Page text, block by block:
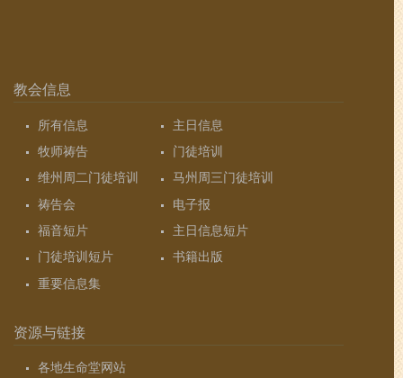
教会信息
所有信息
主日信息
牧师祷告
门徒培训
维州周二门徒培训
马州周三门徒培训
祷告会
电子报
福音短片
主日信息短片
门徒培训短片
书籍出版
重要信息集
资源与链接
各地生命堂网站